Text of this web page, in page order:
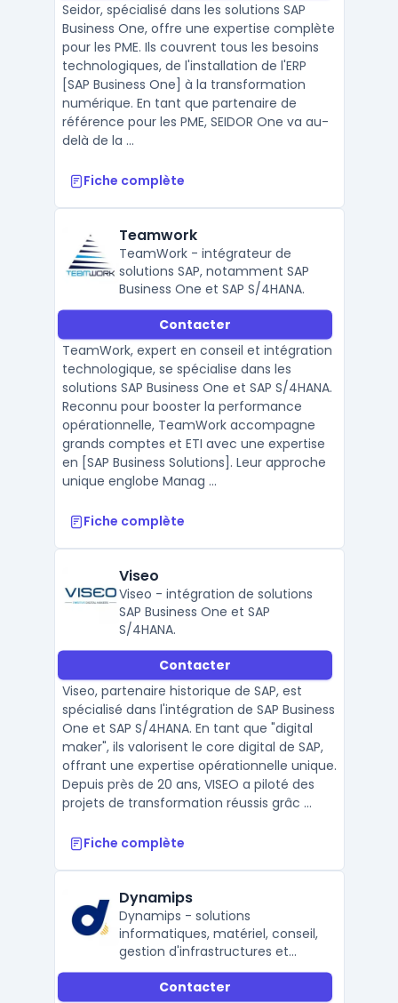
Seidor, spécialisé dans les solutions SAP
Business One, offre une expertise complète
pour les PME. Ils couvrent tous les besoins
technologiques, de l'installation de l'ERP
[SAP Business One] à la transformation
numérique. En tant que partenaire de
référence pour les PME, SEIDOR One va au-
delà de la ...
Fiche complète
Teamwork
TeamWork - intégrateur de
solutions SAP, notamment SAP
Business One et SAP S/4HANA.
Contacter
TeamWork, expert en conseil et intégration
technologique, se spécialise dans les
solutions SAP Business One et SAP S/4HANA.
Reconnu pour booster la performance
opérationnelle, TeamWork accompagne
grands comptes et ETI avec une expertise
en [SAP Business Solutions]. Leur approche
unique englobe Manag ...
Fiche complète
Viseo
Viseo - intégration de solutions
SAP Business One et SAP
S/4HANA.
Contacter
Viseo, partenaire historique de SAP, est
spécialisé dans l'intégration de SAP Business
One et SAP S/4HANA. En tant que "digital
maker", ils valorisent le core digital de SAP,
offrant une expertise opérationnelle unique.
Depuis près de 20 ans, VISEO a piloté des
projets de transformation réussis grâc ...
Fiche complète
Dynamips
Dynamips - solutions
informatiques, matériel, conseil,
gestion d'infrastructures et
sécurité
Contacter